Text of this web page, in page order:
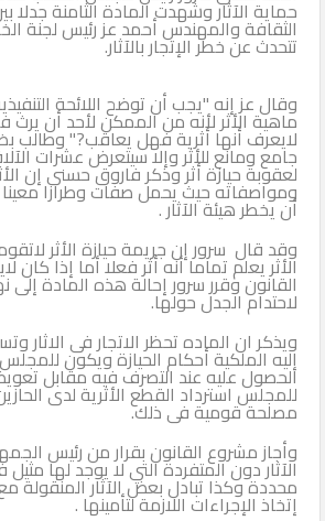
الثاني
حماية الآثار وشهدت المادة الثامنة
الثقافة والمهندس أحمد عز رئيس لجنة
تتحدث عن خطر الإتجار بالآثار.
وقال عز إنه "يجب أن توضح اللائحة
ماهية الأثر لأنه من الممكن لأحد أن يرث
لايعرف أنها أثرية فهل يعاقب?" وطالب
جامع ومانع للأثر وإلا سيتعرض عشرات
لعقوبة حيازة أثر وذكر فاروق حسنى إن
ومواصفاته حيث يحمل صفات وطرازا
أن يخطر هيئة الآثار .
وقد قال سرور إن جريمة حيازة الأثر
الأثر يعلم تماما أنه أثر فعلا أما إذا كان
القانون وقرر سرور إحالة هذه المادة إلى
لاحتدام الجدل حولها.
ويذكر ان الماده تحظر الاتجار فى الاثار
إليه الملكية أحكام الحيازة ويكون للمجلس
الحصول عليه عند التصرف فيه مقابل
للمجلس استرداد القطع الأثرية لدى
مصلحة قومية فى ذلك.
وأجاز مشروع القانون بقرار من رئيس
الآثار دون المتفردة التي لا يوجد لها
محددة وكذا تبادل بعض الآثار المنقولة
إتخاذ الإجراءات اللازمة لتأمينها .